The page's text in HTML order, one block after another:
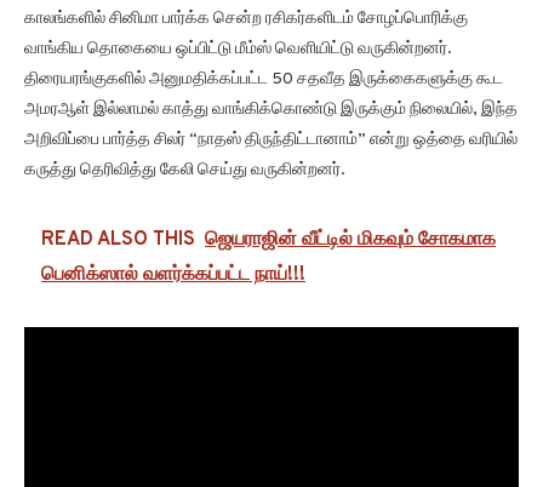
காலங்களில் சினிமா பார்க்க சென்ற ரசிகர்களிடம் சோழப்பொரிக்கு
வாங்கிய தொகையை ஒப்பிட்டு மீம்ஸ் வெளியிட்டு வருகின்றனர்.
திரையரங்குகளில் அனுமதிக்கப்பட்ட 50 சதவீத இருக்கைகளுக்கு கூட
அமரஆள் இல்லாமல் காத்து வாங்கிக்கொண்டு இருக்கும் நிலையில், இந்த
அறிவிப்பை பார்த்த சிலர் “நாதஸ் திருந்திட்டானாம்” என்று ஒத்தை வரியில்
கருத்து தெரிவித்து கேலி செய்து வருகின்றனர்.
READ ALSO THIS ஜெயராஜின் வீட்டில் மிகவும் சோகமாக
பெனிக்ஸால் வளர்க்கப்பட்ட நாய்!!!